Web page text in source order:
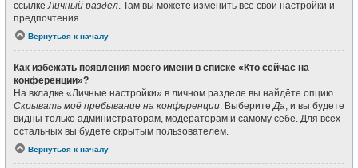
ссылкеЛичный раздел. Там вы можете изменить все свои настройки и
предпочтения.
Вернуться к началу
Как избежать появления моего имени в списке «Кто сейчас на
конференции»?
На вкладке «Личные настройки» в личном разделе вы найдёте опцию
Скрывать моё пребывание на конференции. ВыберитеДа, и вы будете
видны только администраторам, модераторам и самому себе. Для всех
остальных вы будете скрытым пользователем.
Вернуться к началу